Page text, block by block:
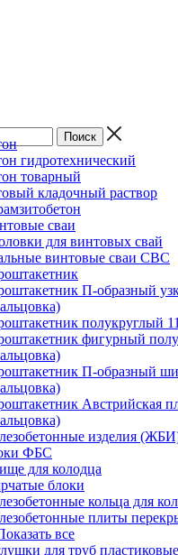
гидротехнический
товарный
кладочный раствор
сваи
для винтовых свай
винтовые сваи СВС
П-образный
полукруглый
фигурный
П-образный
Австрийская
изделия
ФБС
для колодца
блоки
кольца для
плиты
все
для труб пластиковые